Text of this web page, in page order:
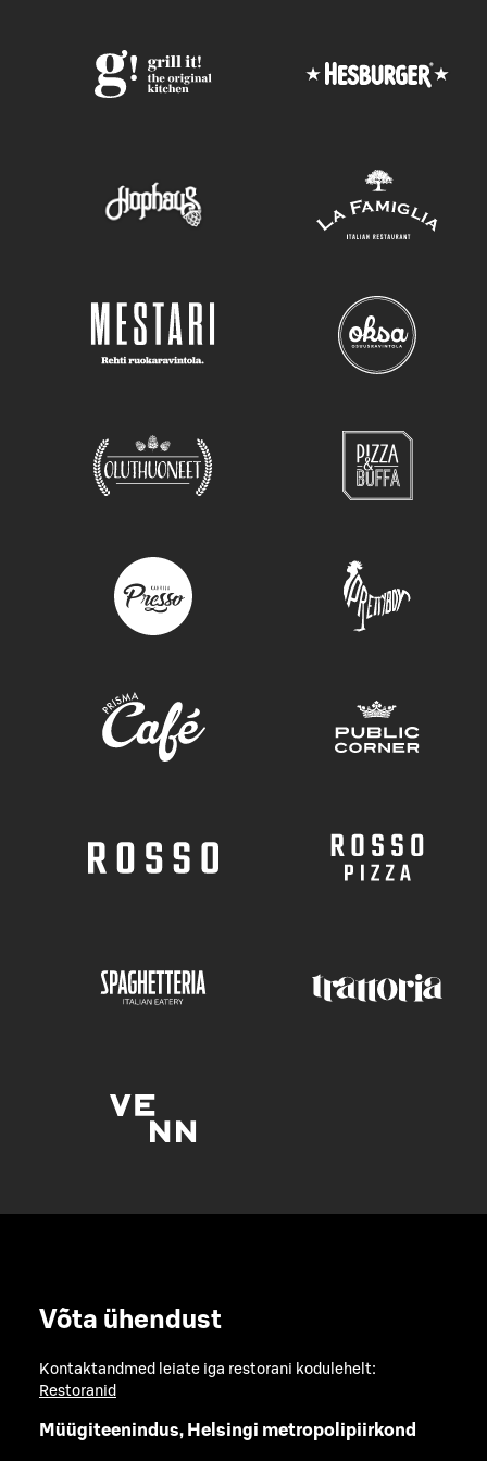
Võta ühendust
Kontaktandmed leiate iga restorani kodulehelt:
Restoranid
Müügiteenindus, Helsingi metropolipiirkond